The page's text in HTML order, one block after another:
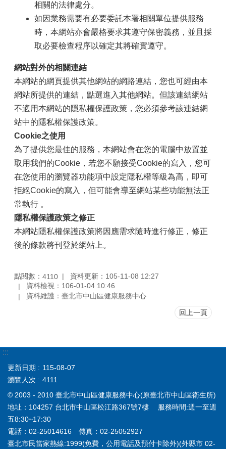
相關的法律處分。
如因業務需要有必要委託本署相關單位提供服務
時，本網站亦會嚴格要求其遵守保密義務，並且採
取必要檢查程序以確定其將確實遵守。
網站對外的相關連結
本網站的網頁提供其他網站的網路連結，您也可經由本
網站所提供的連結，點選進入其他網站。但該連結網站
不適用本網站的隱私權保護政策，您必須參考該連結網
站中的隱私權保護政策。
Cookie之使用
為了提供您最佳的服務，本網站會在您的電腦中放置並
取用我們的Cookie，若您不願接受Cookie的寫入，您可
在您使用的瀏覽器功能項中設定隱私權等級為高，即可
拒絕Cookie的寫入，但可能會導至網站某些功能無法正
常執行 。
隱私權保護政策之修正
本網站隱私權保護政策將因應需求隨時進行修正，修正
後的條款將刊登於網站上。
點閱數： 4110
資料更新：105-11-08 12:27
資料檢視：106-01-04 10:46
資料維護：臺北市中山區健康服務中心
回上一頁
:::
更新日期
115-08-07
瀏覽人次
4111
© 2003 - 2010 臺北市中山區健康服務中心(原臺北市中山區衛生所)
地址：104257 台北市中山區松江路367號7樓 服務時間:週一至週
五8:30~17:30
電話：02-25014616 傳真：02-25052927
臺北市民當家熱線:1999(免費，公用電話及預付卡除外)(外縣市 02-